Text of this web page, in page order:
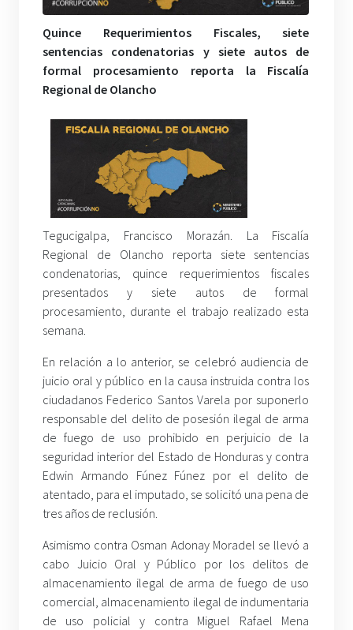
Quince Requerimientos Fiscales, siete
sentencias condenatorias y siete autos de
formal procesamiento reporta la Fiscalía
Regional de Olancho
Tegucigalpa, Francisco Morazán. La Fiscalía
Regional de Olancho reporta siete sentencias
condenatorias, quince requerimientos fiscales
presentados y siete autos de formal
procesamiento, durante el trabajo realizado esta
semana.
En relación a lo anterior, se celebró audiencia de
juicio oral y público en la causa instruida contra los
ciudadanos Federico Santos Varela por suponerlo
responsable del delito de posesión ilegal de arma
de fuego de uso prohibido en perjuicio de la
seguridad interior del Estado de Honduras y contra
Edwin Armando Fúnez Fúnez por el delito de
atentado, para el imputado, se solicitó una pena de
tres años de reclusión.
Asimismo contra Osman Adonay Moradel se llevó a
cabo Juicio Oral y Público por los delitos de
almacenamiento ilegal de arma de fuego de uso
comercial, almacenamiento ilegal de indumentaria
de uso policial y contra Miguel Rafael Mena